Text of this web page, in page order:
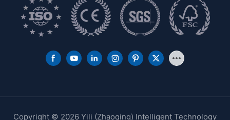
Copyright © 2026 Yili (Zhaoqing) Intelligent Technology